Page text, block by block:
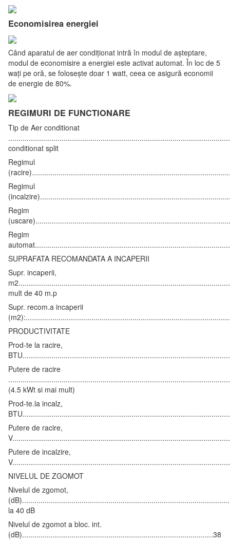
Economisirea energiei
Când aparatul de aer condiționat intră în modul de așteptare,
modul de economisire a energiei este activat automat. În loc de 5
wați pe oră, se folosește doar 1 watt, ceea ce asigură economii
de energie de 80%.
REGIMURI DE FUNCTIONARE
Tip de Aer conditionat
conditionat split
Regimul
Regimul
Regim
Regim
SUPRAFATA RECOMANDATA A INCAPERII
Supr. incaperii,
mult de 40 m.p
Supr. recom.a incaperii
PRODUCTIVITATE
Prod-te la racire,
Putere de racire
(4.5 kWt si mai mult)
Prod-te.la incalz,
Putere de racire,
Putere de incalzire,
NIVELUL DE ZGOMOT
Nivelul de zgomot,
la 40 dB
Nivelul de zgomot a bloc. int.
(dB).............................................................................................38